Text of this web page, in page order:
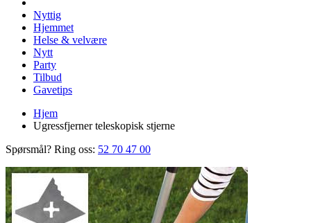
Nyttig
Hjemmet
Helse & velvære
Nytt
Party
Tilbud
Gavetips
Hjem
Ugressfjerner teleskopisk stjerne
Spørsmål? Ring oss: 52 70 47 00